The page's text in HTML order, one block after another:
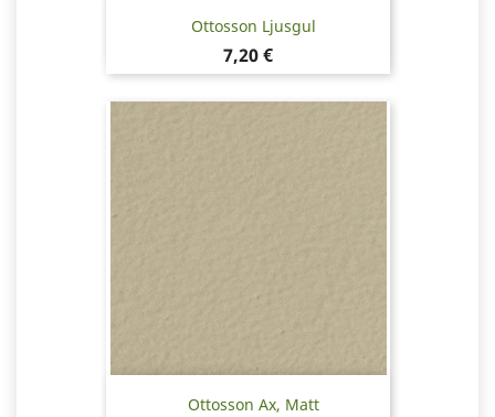
Ottosson Ljusgul
Pris
7,20 €
Ottosson Ax, Matt